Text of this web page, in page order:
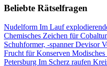
Beliebte Rätselfragen
Nudelform Im Lauf
Chemisches Zeichen für
Schuhformer, -spannerDevisor
Frucht für Konserven
Petersburg Im Scherz raufen